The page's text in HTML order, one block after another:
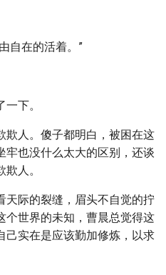
自在的活着。”
下。
欺人。傻子都明白，被困在这
牢也没什么太大的区别，还谈
人。
天际的裂缝，眉头不自觉的拧
个世界的未知，曹晨总觉得这
己实在是应该勤加修炼，以求